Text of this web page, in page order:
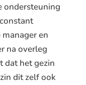
ondersteuning
en
na overleg
dat het gezin
dit zelf ook